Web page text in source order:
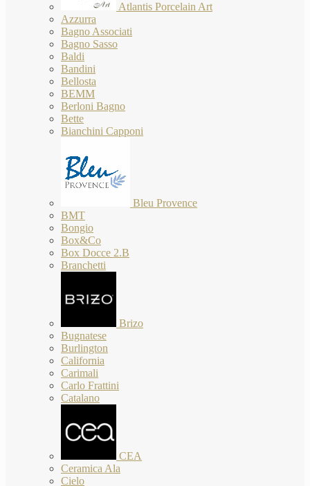
Atlantis Porcelain Art
Azzurra
Bagno Associati
Bagno Sasso
Baldi
Bandini
Bellosta
BEMM
Berloni Bagno
Bette
Bianchini Capponi
Bleu Provence
BMT
Bongio
Box&Co
Box Docce 2.B
Branchetti
Brizo
Bugnatese
Burlington
California
Carimali
Carlo Frattini
Catalano
CEA
Ceramica Ala
Cielo